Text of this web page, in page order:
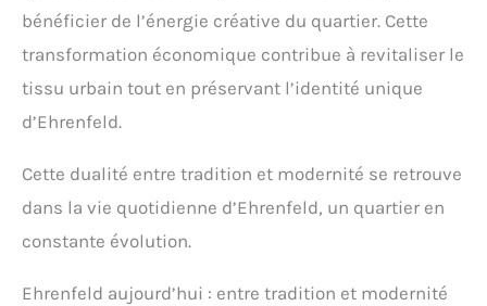
bénéficier de l’énergie créative du quartier. Cette
transformation économique contribue à revitaliser le
tissu urbain tout en préservant l’identité unique
d’Ehrenfeld.
Cette dualité entre tradition et modernité se retrouve
dans la vie quotidienne d’Ehrenfeld, un quartier en
constante évolution.
Ehrenfeld aujourd’hui : entre tradition et modernité